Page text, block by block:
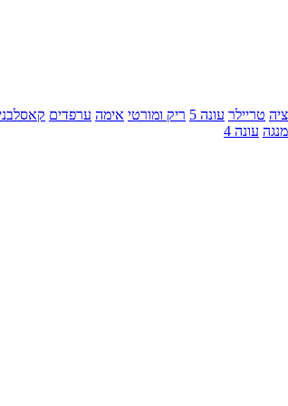
טריילר עונה 5 ריק ומורטי אימה ערפדים
מנגה עונה 4